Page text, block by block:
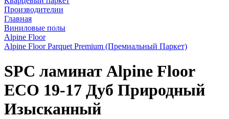
Производителии
Главная
Виниловые полы
Alpine Floor
Alpine Floor Parquet Premium (Премиальный Паркет)
SPC ламинат Alpine Floor
ECO 19-17 Дуб Природный
Изысканный